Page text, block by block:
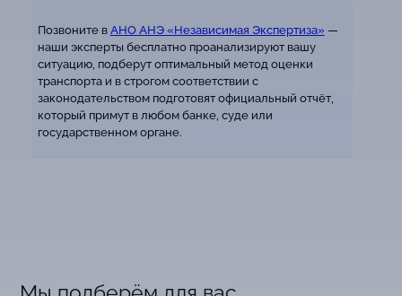
Позвоните в АНО АНЭ «Независимая Экспертиза»—
наши эксперты бесплатно проанализируют вашу
ситуацию, подберут оптимальный метод оценки
транспорта и в строгом соответствии с
законодательством подготовят официальный отчёт,
который примут в любом банке, суде или
государственном органе.